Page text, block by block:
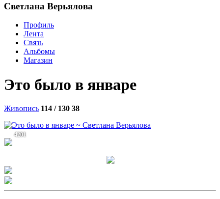
Светлана Верьялова
Профиль
Лента
Связь
Альбомы
Магазин
Это было в январе
Живопись 114 / 130 38
4201